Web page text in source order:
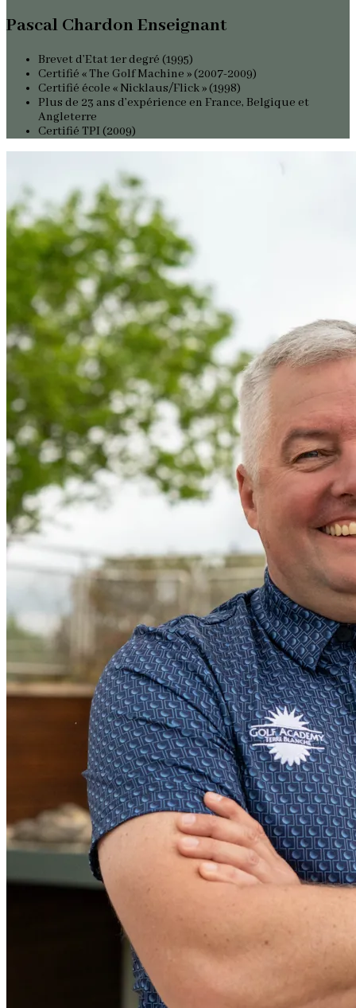
Pascal Chardon Enseignant
Brevet d’Etat 1er degré (1995)
Certifié « The Golf Machine » (2007-2009)
Certifié école « Nicklaus/Flick » (1998)
Plus de 23 ans d’expérience en France, Belgique et
Angleterre
Certifié TPI (2009)